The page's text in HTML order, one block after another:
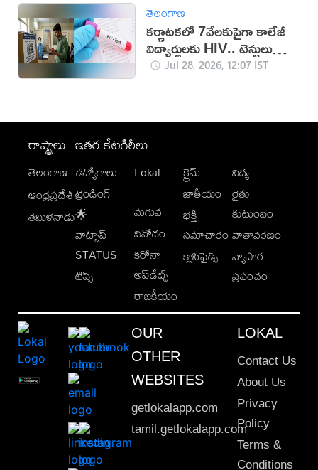
తెలంగాణ
కర్ణాటకలో 7వేలకుపైగా కాలేజీ
విద్యార్థులకు HIV.. టెస్టులు
తప్పనిసరి
Jul 28, 2026, 12:07 IST
రాష్ట్రాలు
తెలంగాణ
ఆంధ్రప్రదేశ్
తమిళనాడు
ఇతర కేటగిరీలు
ఉద్యోగాలు
ట్రెండింగ్
🌟
వాట్సాప్
STATUS
టిప్స్
Lokal
-
మగువ
వినోదం
కరోనా
అప్‌డేట్స్
రాజకీయం
క్రైమ్
జాతీయం
భక్తి
సమాచారం
క్లాసిఫైడ్స్
విద్య
రైతు
కుటుంబం
వాతావరణం
వ్యాపార
ప్రపంచం
OUR
OTHER
WEBSITES
getlokalapp.com
tamil.getlokalapp.com
LOKAL
Contact Us
About Us
Privacy
Policy
Terms &
Conditions